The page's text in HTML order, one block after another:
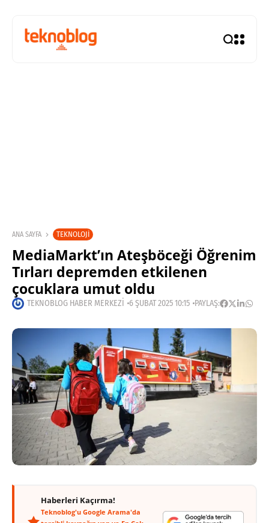
ANA SAYFA TEKNOLOJI
MediaMarkt’ın Ateşböceği Öğrenim
Tırları depremden etkilenen
çocuklara umut oldu
TEKNOBLOG HABER MERKEZI 6 ŞUBAT 2025 10:15 PAYLAŞ:
Haberleri Kaçırma!
Teknoblog'u Google Arama'da